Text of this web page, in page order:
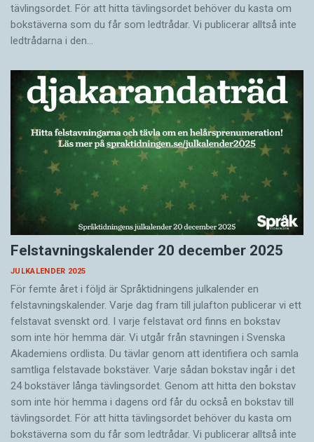
tävlingsordet. För att hitta tävlingsordet behöver du kasta om
bokstäverna som du får som ledtrådar. Vi publicerar alltså inte
ledtrådarna i den…
Felstavningskalender 20 december 2025
JULKALENDER 2025
För femte året i följd är Språktidningens julkalender en
felstavningskalender. Varje dag fram till julafton publicerar vi ett
felstavat svenskt ord. I varje felstavat ord finns en bokstav
som inte hör hemma där. Vi utgår från stavningen i Svenska
Akademiens ordlista. Du tävlar genom att identifiera och samla
samtliga felstavade bokstäver. Varje sådan bokstav ingår i det
24 bokstäver långa tävlingsordet. Genom att hitta den bokstav
som inte hör hemma i dagens ord får du också en bokstav till
tävlingsordet. För att hitta tävlingsordet behöver du kasta om
bokstäverna som du får som ledtrådar. Vi publicerar alltså inte